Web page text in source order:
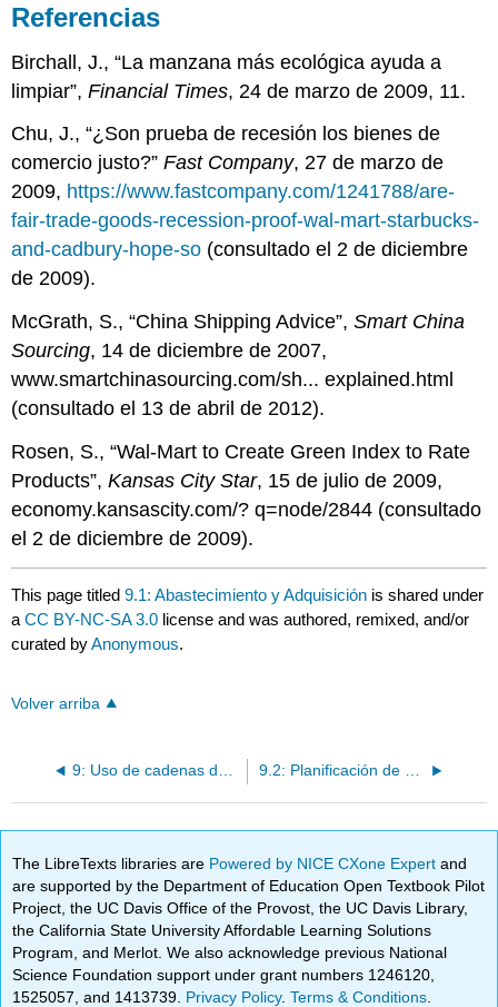
Referencias
Birchall, J., “La manzana más ecológica ayuda a
limpiar”,Financial Times, 24 de marzo de 2009, 11.
Chu, J., “¿Son prueba de recesión los bienes de
comercio justo?”Fast Company, 27 de marzo de
2009, https://www.fastcompany.com/1241788/are-
fair-trade-goods-recession-proof-wal-mart-starbucks-
and-cadbury-hope-so (consultado el 2 de diciembre
de 2009).
McGrath, S., “China Shipping Advice”,Smart China
Sourcing, 14 de diciembre de 2007,
www.smartchinasourcing.com/sh... explained.html
(consultado el 13 de abril de 2012).
Rosen, S., “Wal-Mart to Create Green Index to Rate
Products”,Kansas City Star, 15 de julio de 2009,
economy.kansascity.com/? q=node/2844 (consultado
el 2 de diciembre de 2009).
This page titled9.1: Abastecimiento y Adquisición is shared under
aCC BY-NC-SA 3.0 license and was authored, remixed, and/or
curated byAnonymous.
Volver arriba
The LibreTexts libraries are Powered by NICE CXone Expertand
are supported by the Department of Education Open Textbook Pilot
Project, the UC Davis Office of the Provost, the UC Davis Library,
the California State University Affordable Learning Solutions
Program, and Merlot. We also acknowledge previous National
Science Foundation support under grant numbers 1246120,
1525057, and 1413739. Privacy Policy.Terms & Conditions